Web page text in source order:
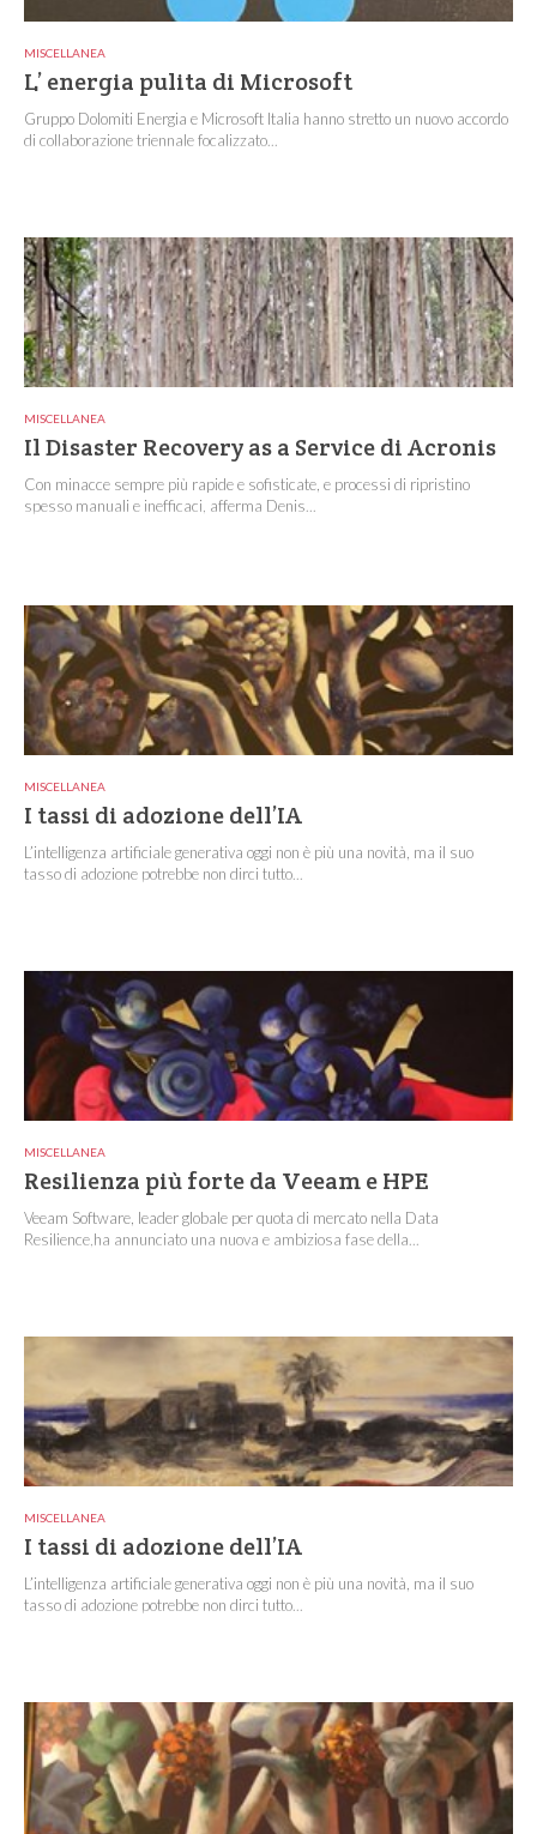
MISCELLANEA
L’ energia pulita di Microsoft
Gruppo Dolomiti Energia e Microsoft Italia hanno stretto un nuovo accordo
di collaborazione triennale focalizzato...
MISCELLANEA
Il Disaster Recovery as a Service di Acronis
Con minacce sempre più rapide e sofisticate, e processi di ripristino
spesso manuali e inefficaci, afferma Denis...
MISCELLANEA
I tassi di adozione dell’IA
L’intelligenza artificiale generativa oggi non è più una novità, ma il suo
tasso di adozione potrebbe non dirci tutto...
MISCELLANEA
Resilienza più forte da Veeam e HPE
Veeam Software, leader globale per quota di mercato nella Data
Resilience,ha annunciato una nuova e ambiziosa fase della...
MISCELLANEA
I tassi di adozione dell’IA
L’intelligenza artificiale generativa oggi non è più una novità, ma il suo
tasso di adozione potrebbe non dirci tutto...